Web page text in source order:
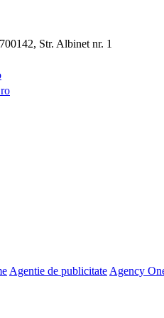
Str. Albinet nr. 1
Agentie de publicitate Agency